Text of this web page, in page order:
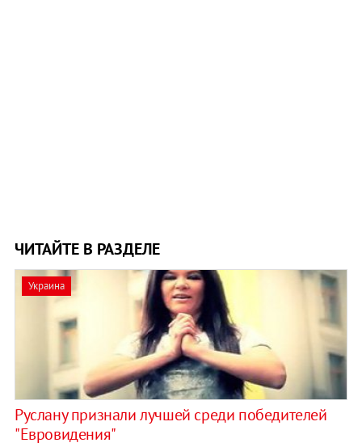
ЧИТАЙТЕ В РАЗДЕЛЕ
Украина
Руслану признали лучшей среди победителей
"Евровидения"